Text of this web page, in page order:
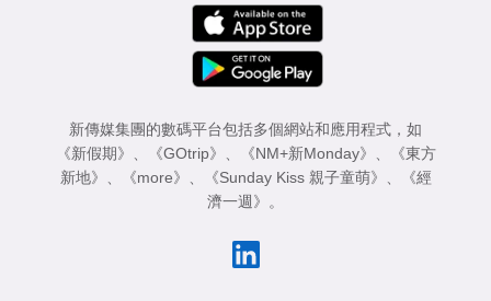
新傳媒集團的數碼平台包括多個網站和應用程式，如
《新假期》
《GOtrip》 《NM+新Monday》
《東方
新地》
《more》 《Sunday Kiss 親子童萌》
《經
濟一週》
。